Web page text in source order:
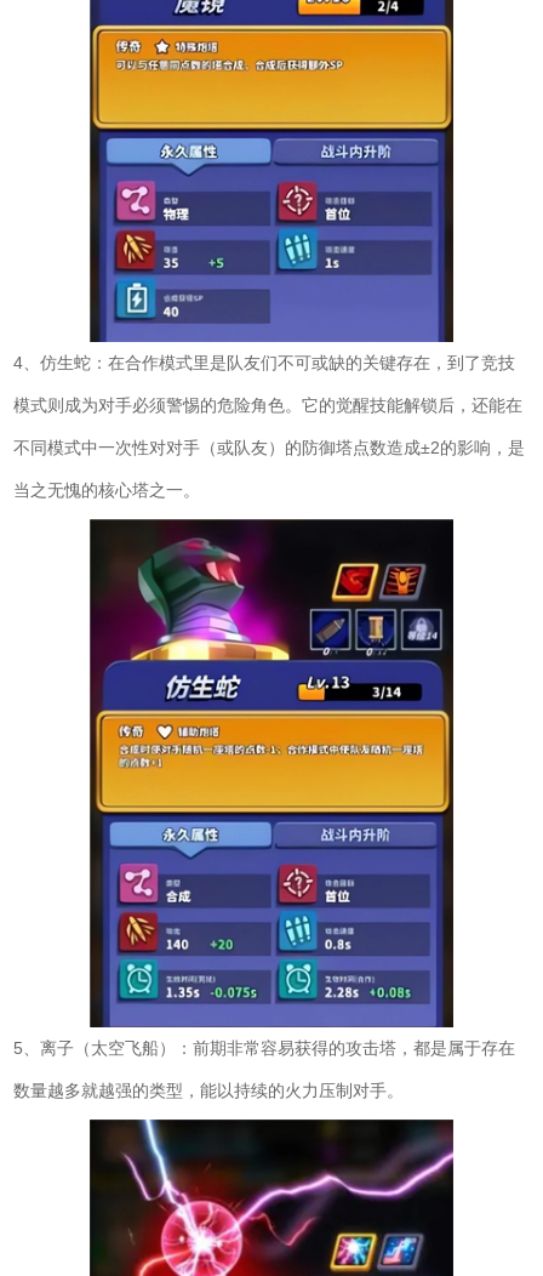
4、仿生蛇：在合作模式里是队友们不可或缺的关键存在，到了竞技
模式则成为对手必须警惕的危险角色。它的觉醒技能解锁后，还能在
不同模式中一次性对对手（或队友）的防御塔点数造成±2的影响，是
当之无愧的核心塔之一。
5、离子（太空飞船）：前期非常容易获得的攻击塔，都是属于存在
数量越多就越强的类型，能以持续的火力压制对手。